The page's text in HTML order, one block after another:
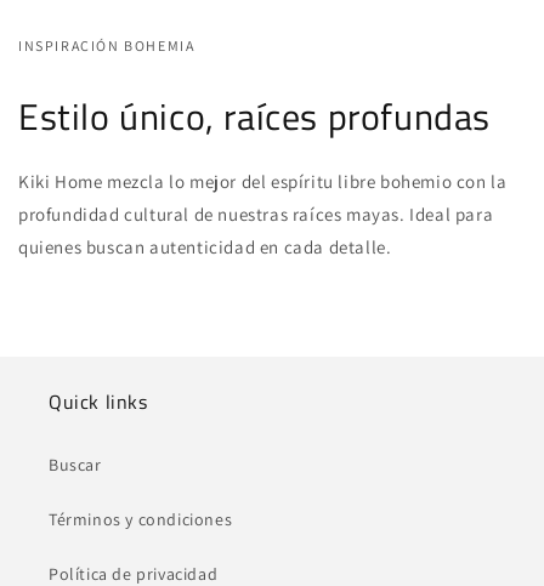
INSPIRACIÓN BOHEMIA
Estilo único, raíces profundas
Kiki Home mezcla lo mejor del espíritu libre bohemio con la
profundidad cultural de nuestras raíces mayas. Ideal para
quienes buscan autenticidad en cada detalle.
Quick links
Buscar
Términos y condiciones
Política de privacidad